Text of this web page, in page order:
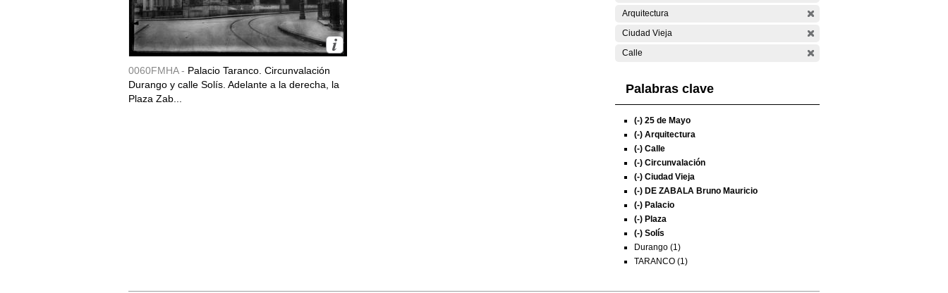
0060FMHA - Palacio Taranco. Circunvalación
Durango y calle Solís. Adelante a la derecha, la
Plaza Zab...
Arquitectura
Ciudad Vieja
Calle
Palabras clave
(-) 25 de Mayo
(-) Arquitectura
(-) Calle
(-) Circunvalación
(-) Ciudad Vieja
(-) DE ZABALA Bruno Mauricio
(-) Palacio
(-) Plaza
(-) Solís
Durango (1)
TARANCO (1)